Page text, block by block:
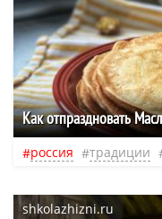
Как отпраздновать
россия традиции
shkolazhizni.ru